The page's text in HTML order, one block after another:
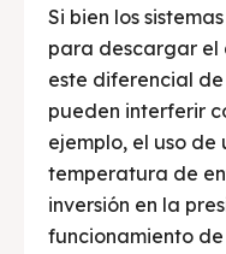
Si bien los
para descargar el
este diferencial
pueden interferir
ejemplo, el uso
temperatura de
inversión en la
funcionamiento